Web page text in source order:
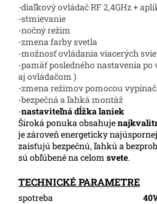
-diaľkový ovládač RF 2,4GHz +
-stmievanie
-nočný režim
-zmena farby svetla
-možnosť ovládania viacerých
-pamäť posledného nastavenia
aj ovládačom )
-zmena režimov pomocou
-bezpečná a ľahká montáž
-nastaviteľná dĺžka laniek
Široká ponuka obsahuje
je zároveň energeticky
zaisťujú bezpečnú, ľahkú a
sú obľúbené na celom svete.
TECHNICKÉ PARAMETRE
spotreba